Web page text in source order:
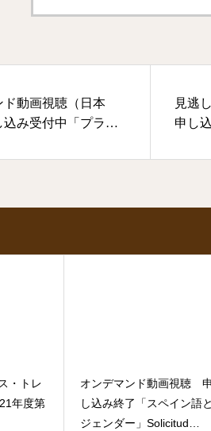
ド動画視聴（日本
み受付中「プラド
の世界ー」Solicitud
見逃
申し
・トレ
年度第
オンデマンド動画視聴 申
し込み終了「スペイン語と
ジェンダー」Solicitud